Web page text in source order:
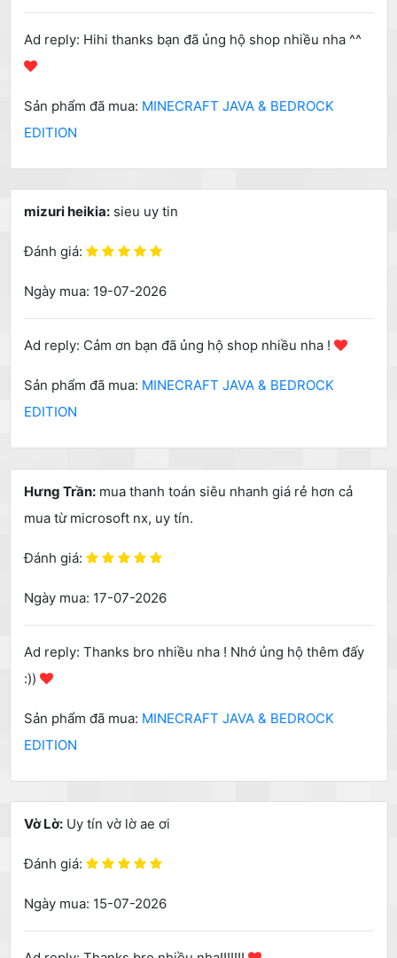
Ad reply: Hihi thanks bạn đã ủng hộ shop nhiều nha ^^
Sản phẩm đã mua: MINECRAFT JAVA & BEDROCK
EDITION
mizuri heikia:sieu uy tin
Đánh giá:
Ngày mua: 19-07-2026
Ad reply: Cảm ơn bạn đã ủng hộ shop nhiều nha !
Sản phẩm đã mua: MINECRAFT JAVA & BEDROCK
EDITION
Hưng Trần:mua thanh toán siêu nhanh giá rẻ hơn cả
mua từ microsoft nx, uy tín.
Đánh giá:
Ngày mua: 17-07-2026
Ad reply: Thanks bro nhiều nha ! Nhớ ủng hộ thêm đấy
:))
Sản phẩm đã mua: MINECRAFT JAVA & BEDROCK
EDITION
Vờ Lờ:Uy tín vờ lờ ae ơi
Đánh giá:
Ngày mua: 15-07-2026